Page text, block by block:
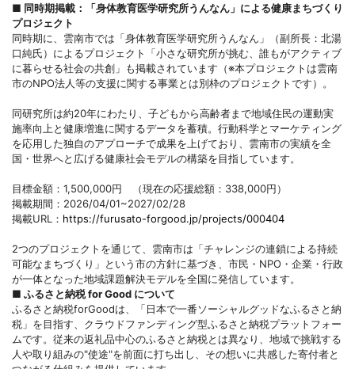
■ 同時期掲載：「身体教育医学研究所うんなん」による健康まちづくり
プロジェクト
同時期に、雲南市では「身体教育医学研究所うんなん」（副所長：北湯
口純氏）によるプロジェクト「小さな研究所が挑む、誰もがアクティブ
に暮らせる社会の共創」も掲載されています（※本プロジェクトは雲南
市のNPO法人等の支援に関する事業とは別枠のプロジェクトです）。
同研究所は約20年にわたり、子どもから高齢者まで地域住民の運動実
施率向上と健康増進に関するデータを蓄積。行動科学とマーケティング
を応用した独自のアプローチで成果を上げており、雲南市の実績を全
国・世界へと広げる健康社会モデルの構築を目指しています。
目標金額：1,500,000円 （現在の応援総額：338,000円）
掲載期間：2026/04/01~2027/02/28
掲載URL： https://furusato-forgood.jp/projects/000404
2つのプロジェクトを通じて、雲南市は「チャレンジの連鎖による持続
可能なまちづくり」という市の方針に基づき、市民・NPO・企業・行政
が一体となった地域課題解決モデルを全国に発信しています。
■ ふるさと納税 for Good について
ふるさと納税forGoodは、「日本で一番ソーシャルグッドなふるさと納
税」を目指す、クラウドファンディング型ふるさと納税プラットフォー
ムです。従来の返礼品中心のふるさと納税とは異なり、地域で挑戦する
人や取り組みの"使途"を前面に打ち出し、その想いに共感した寄付者と